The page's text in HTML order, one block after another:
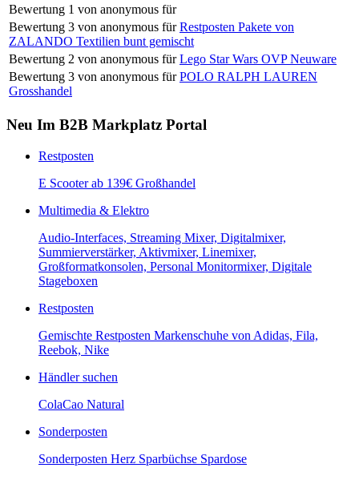
Bewertung 1 von anonymous für
Bewertung 3 von anonymous für Restposten Pakete von
ZALANDO Textilien bunt gemischt
Bewertung 2 von anonymous für Lego Star Wars OVP Neuware
Bewertung 3 von anonymous für POLO RALPH LAUREN
Grosshandel
Neu Im B2B Markplatz Portal
Restposten
E Scooter ab 139€ Großhandel
Multimedia & Elektro
Audio-Interfaces, Streaming Mixer, Digitalmixer,
Summierverstärker, Aktivmixer, Linemixer,
Großformatkonsolen, Personal Monitormixer, Digitale
Stageboxen
Restposten
Gemischte Restposten Markenschuhe von Adidas, Fila,
Reebok, Nike
Händler suchen
ColaCao Natural
Sonderposten
Sonderposten Herz Sparbüchse Spardose